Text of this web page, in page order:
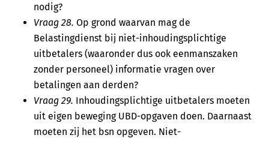
nodig?
Vraag 28. Op grond waarvan mag de
Belastingdienst bij niet-inhoudingsplichtige
uitbetalers (waaronder dus ook eenmanszaken
zonder personeel) informatie vragen over
betalingen aan derden?
Vraag 29. Inhoudingsplichtige uitbetalers moeten
uit eigen beweging UBD-opgaven doen. Daarnaast
moeten zij het bsn opgeven. Niet-